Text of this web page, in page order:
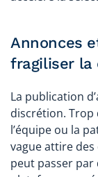
Annonces
fragiliser la
La publication
discrétion.
l’équipe ou la
vague attire
peut passer par